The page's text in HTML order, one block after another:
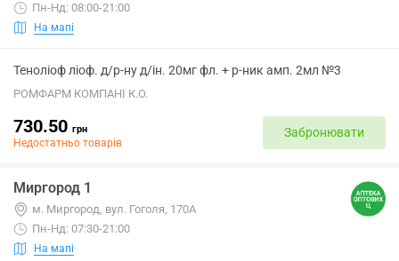
Пн-Нд: 08:00-21:00
На мапі
Теноліоф ліоф. д/р-ну д/ін. 20мг фл. + р-ник амп. 2мл №3
РОМФАРМ КОМПАНІ К.О.
730.50 грн
Недостатньо товарів
Забронювати
Миргород 1
м. Миргород, вул. Гоголя, 170А
Пн-Нд: 07:30-21:00
На мапі